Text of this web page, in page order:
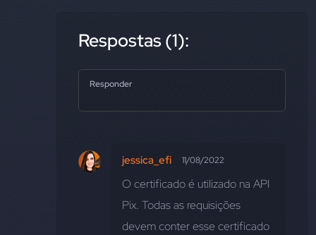
Respostas (1):
Responder
jessica_efi 11/08/2022
O certificado é utilizado na API
Pix. Todas as requisições
devem conter esse certificado